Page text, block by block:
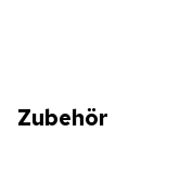
Zubehör